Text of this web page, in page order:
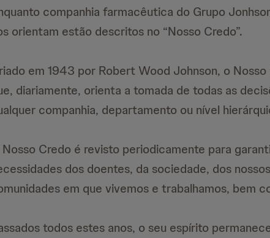
companhia farmacêutica do Grupo
orientam estão descritos no “Nosso Credo”.
em 1943 por Robert Wood Johnson, o
diariamente, orienta a tomada de todas as
companhia, departamento ou nível
Nosso Credo é revisto periodicamente para
dos doentes, da sociedade, dos
em que vivemos e trabalhamos, bem
todos estes anos, o seu espírito